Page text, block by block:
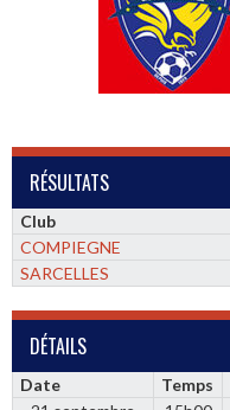
RÉSULTATS
Club
COMPIEGNE
SARCELLES
DÉTAILS
Date Temps